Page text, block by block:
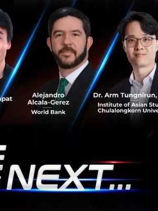
องที่ประเทศไทยต้อง Focus สร้างคน–
กรรม–ปฏิรูประบบราชการ เพื่อยกระดับขีดความ
รถประเทศ
นุทิน ชาญวีรกูล นายกรัฐมนตรีและรัฐมนตรีว่าการ
รวงมหาดไทย กล่าวปาฐกถาพิเศษในหัวข้อ “ฝ่าวิกฤติ
ระเบียบโลกใหม่” ในงาน The INTANIA Forum...
คม 6, 2026| ByTechsauce Team
รื้อเกณฑ์ Data Center ชู 4 มิติดันไทยสู่ฮับ AI
น คุมเข้มใช้พลังงาน ทรัพยากรน้ำ พร้อมตอบโจทย์
และการจ้างงานไทย
ไอขานรับระเบียบใหม่คุมดาต้าเซ็นเตอร์ตามมติ ครม.